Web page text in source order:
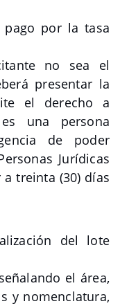
pago por la tasa
no sea el
presentar la
el derecho a
una persona
de poder
Jurídicas
treinta (30) días
del lote
el área,
y nomenclatura,